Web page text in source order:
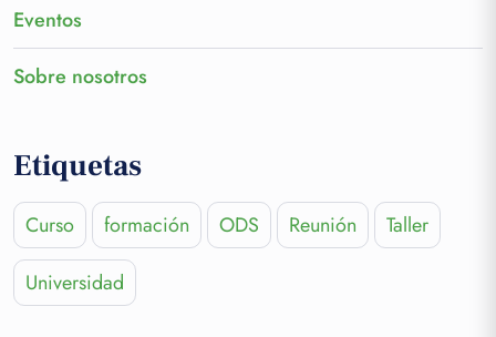
Eventos
Sobre nosotros
Etiquetas
Curso formación ODS Reunión
Taller
Universidad